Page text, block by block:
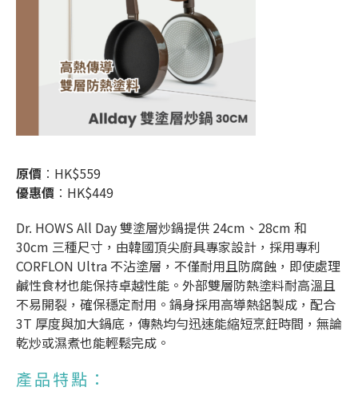
原價 ︰HK$559
優惠價 ︰HK$449
Dr. HOWS All Day 雙塗層炒鍋提供 24cm、28cm 和
30cm 三種尺寸，由韓國頂尖廚具專家設計，採用專利
CORFLON Ultra 不沾塗層，不僅耐用且防腐蝕，即使處理
鹹性食材也能保持卓越性能。外部雙層防熱塗料耐高溫且
不易開裂，確保穩定耐用。鍋身採用高導熱鋁製成，配合
3T 厚度與加大鍋底，傳熱均勻迅速能縮短烹飪時間，無論
乾炒或濕煮也能輕鬆完成。
產品特點：